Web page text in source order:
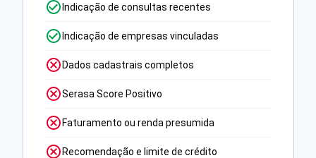
Indicação de consultas recentes
Indicação de empresas vinculadas
Dados cadastrais completos
Serasa Score Positivo
Faturamento ou renda presumida
Recomendação e limite de crédito